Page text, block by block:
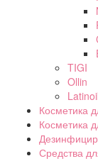
TIGI
Ollin
Latinoil
Косметика
Косметика
Средства